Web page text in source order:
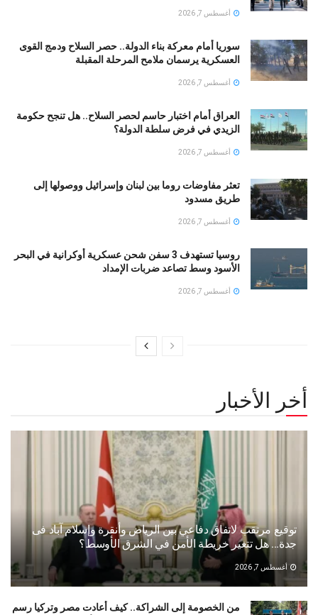
أغسطس 7, 2026
سوريا أمام معركة بناء الدولة.. حصر السلاح ودمج القوى
العسكرية يرسمان ملامح المرحلة المقبلة
أغسطس 7, 2026
العراق أمام اختبار حاسم لحصر السلاح.. هل تنجح حكومة
الزيدي في فرض سلطة الدولة؟
أغسطس 7, 2026
تعثر مفاوضات روما بين لبنان وإسرائيل ووصولها إلى
طريق مسدود
أغسطس 7, 2026
روسيا تستهدف 3 سفن شحن عسكرية أوكرانية في البحر
الأسود وسط تصاعد ضربات الإمداد
أغسطس 7, 2026
أخر الأخبار
توقيع مرتقب لاتفاق دفاعي بين الرياض وأنقرة وإسلام آباد فى
جدة… هل تتغير خريطة الأمن في الشرق الأوسط؟
أغسطس 7, 2026
من الخصومة إلى الشراكة.. كيف أعادت مصر وتركيا رسم